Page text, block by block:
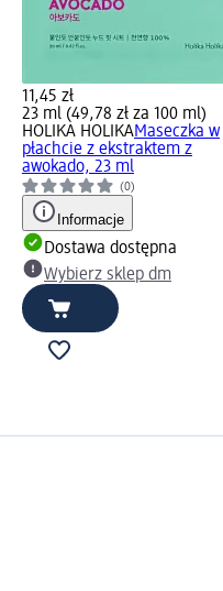
11,45 zł
23 ml (49,78 zł za 100 ml)
HOLIKA HOLIKAMaseczka w
płachcie z ekstraktem z
awokado, 23 ml
(0)
Informacje
Dostawa dostępna
Wybierz sklep dm